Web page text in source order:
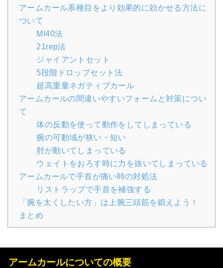
アームカール系種目をより効果的に効かせる方法に
ついて
MI40法
21rep法
ジャイアントセット
5段階ドロップセット法
超高重量ネガティブカール
アームカールの間違いやすいフォームと対策につい
て
体の反動を使って動作をしてしまっている
腕の可動域が狭い・短い
肘が動いてしまっている
ウェイトをおろす時に力を抜いてしまっている
アームカールで手首が痛い時の対処法
リストラップで手首を補強する
「腕を太くしたい方」は上腕三頭筋を鍛えよう！
まとめ
アームカールについての概要